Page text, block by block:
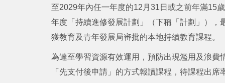
至2029年內任一年度的12月31日或之前年滿15
年度「持續進修發展計劃」（下稱「計劃」）
獲教育及青年發展局審批的本地持續教育課程。
為達至學習資源有效運用，預防出現濫用及浪
「先支付後申請」的方式報讀課程，待課程出